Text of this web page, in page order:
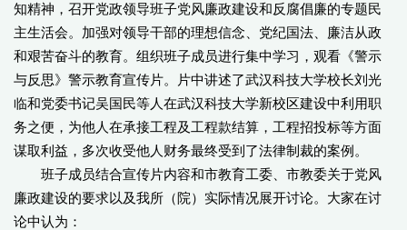
知精神，召开党政领导班子党风廉政建设和反腐倡廉的专题民
主生活会。加强对领导干部的理想信念、党纪国法、廉洁从政
和艰苦奋斗的教育。组织班子成员进行集中学习，观看《警示
与反思》警示教育宣传片。片中讲述了武汉科技大学校长刘光
临和党委书记吴国民等人在武汉科技大学新校区建设中利用职
务之便，为他人在承接工程及工程款结算，工程招投标等方面
谋取利益，多次收受他人财务最终受到了法律制裁的案例。
班子成员结合宣传片内容和市教育工委、市教委关于党风
廉政建设的要求以及我所（院）实际情况展开讨论。大家在讨
论中认为：